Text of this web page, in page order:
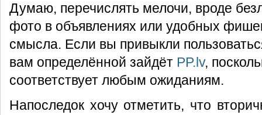
Думаю, перечислять мелочи, вроде
фото в объявлениях или удобных
смысла. Если вы привыкли
вам определённой зайдёт PP.lv,
соответствует любым ожиданиям.
Напоследок хочу отметить, что